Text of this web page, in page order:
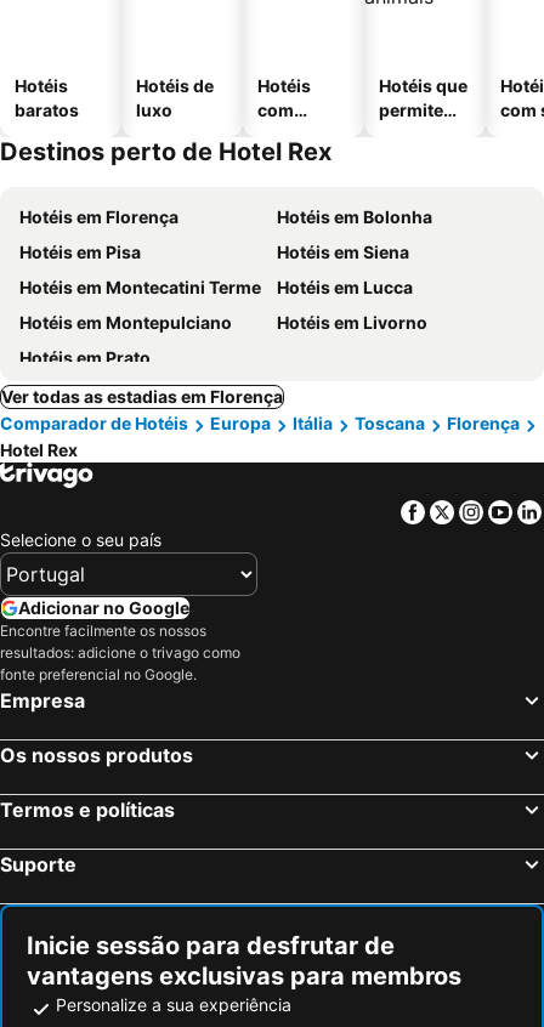
Hotéis
baratos
Hotéis de
luxo
Hotéis
com
Hotéis que
permitem
com
Destinos perto de Hotel Rex
Hotéis em Florença
Hotéis em Bolonha
Hotéis em Pisa
Hotéis em Siena
Hotéis em Montecatini Terme
Hotéis em Lucca
Hotéis em Montepulciano
Hotéis em Livorno
Hotéis em Prato
Ver todas as estadias em Florença
Comparador de Hotéis
Europa Itália Toscana
Florença
Hotel Rex
Facebook
Twitter
Selecione o seu país
Adicionar no Google
Encontre facilmente os nossos
resultados: adicione o trivago como
fonte preferencial no Google.
Empresa
Os nossos produtos
Termos e políticas
Suporte
Inicie sessão para desfrutar de
vantagens exclusivas para membros
Personalize a sua experiência